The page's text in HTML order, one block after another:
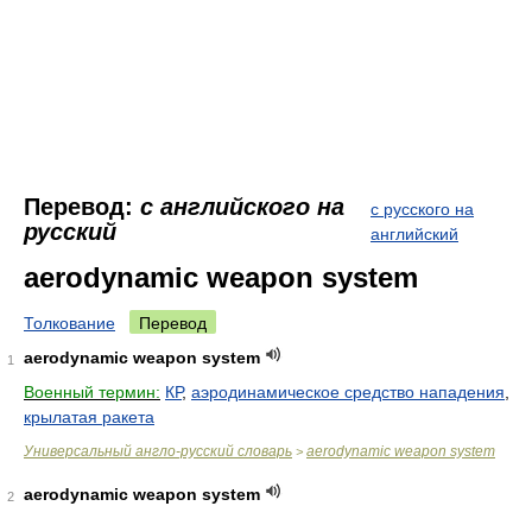
Перевод: с английского на
русский
с русского на
английский
aerodynamic weapon system
Толкование Перевод
1
aerodynamic weapon system
Военный термин: КР, аэродинамическое средство нападения
крылатая ракета
Универсальный англо-русский словарь > aerodynamic weapon system
2
aerodynamic weapon system